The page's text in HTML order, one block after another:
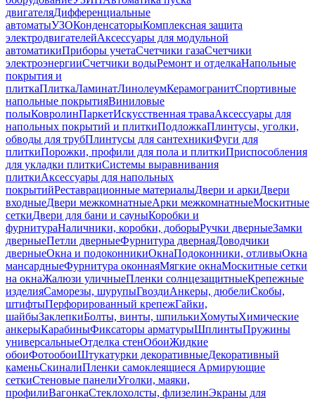
двигателяДифференциальные
автоматыУЗОКонденсаторыКомплексная защита
электродвигателейАксессуары для модульной
автоматикиПриборы учетаСчетчики газаСчетчики
электроэнергииСчетчики водыРемонт и отделкаНапольные
покрытия и
плиткаПлиткаЛаминатЛинолеумКерамогранитСпортивные
напольные покрытияВиниловые
полыКовролинПаркетИскусственная траваАксессуары для
напольных покрытий и плиткиПодложкаПлинтусы, уголки,
обводы для трубПлинтусы для сантехникиФуги для
плиткиПорожки, профили для пола и плиткиПриспособления
для укладки плиткиСистемы выравнивания
плиткиАксессуары для напольных
покрытийРеставрационные материалыДвери и аркиДвери
входныеДвери межкомнатныеАрки межкомнатныеМоскитные
сеткиДвери для бани и сауныКоробки и
фурнитураНаличники, коробки, доборыРучки дверныеЗамки
дверныеПетли дверныеФурнитура двернаяДоводчики
дверныеОкна и подоконникиОкнаПодоконники, отливыОкна
мансардныеФурнитура оконнаяМягкие окнаМоскитные сетки
на окнаЖалюзи уличныеПленки солнцезащитныеКрепежные
изделияСаморезы, шурупыГвоздиАнкеры, дюбелиСкобы,
штифтыПерфорированный крепежГайки,
шайбыЗаклепкиБолты, винты, шпилькиХомутыХимические
анкерыКарабиныФиксаторы арматурыШплинтыПружины
универсальныеОтделка стенОбоиЖидкие
обоиФотообоиШтукатурки декоративныеДекоративный
каменьСкиналиПленки самоклеящиеся Армирующие
сеткиСтеновые панелиУголки, маяки,
профилиВагонкаСтеклохолсты, флизелинЭкраны для